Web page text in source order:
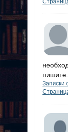
пишите...
Записки